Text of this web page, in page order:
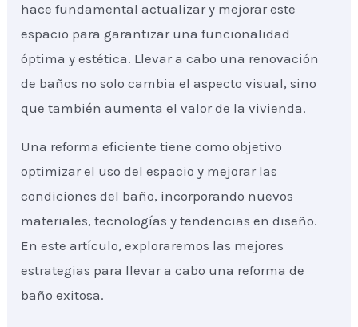
hace fundamental actualizar y mejorar este
espacio para garantizar una funcionalidad
óptima y estética. Llevar a cabo una renovación
de baños no solo cambia el aspecto visual, sino
que también aumenta el valor de la vivienda.
Una reforma eficiente tiene como objetivo
optimizar el uso del espacio y mejorar las
condiciones del baño, incorporando nuevos
materiales, tecnologías y tendencias en diseño.
En este artículo, exploraremos las mejores
estrategias para llevar a cabo una reforma de
baño exitosa.